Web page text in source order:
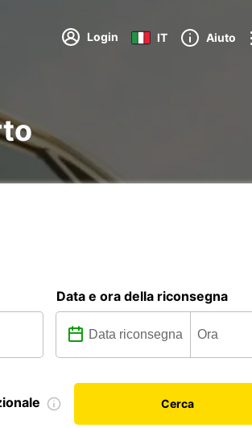
Login IT Aiuto
Data e ora della riconsegna
Cerca